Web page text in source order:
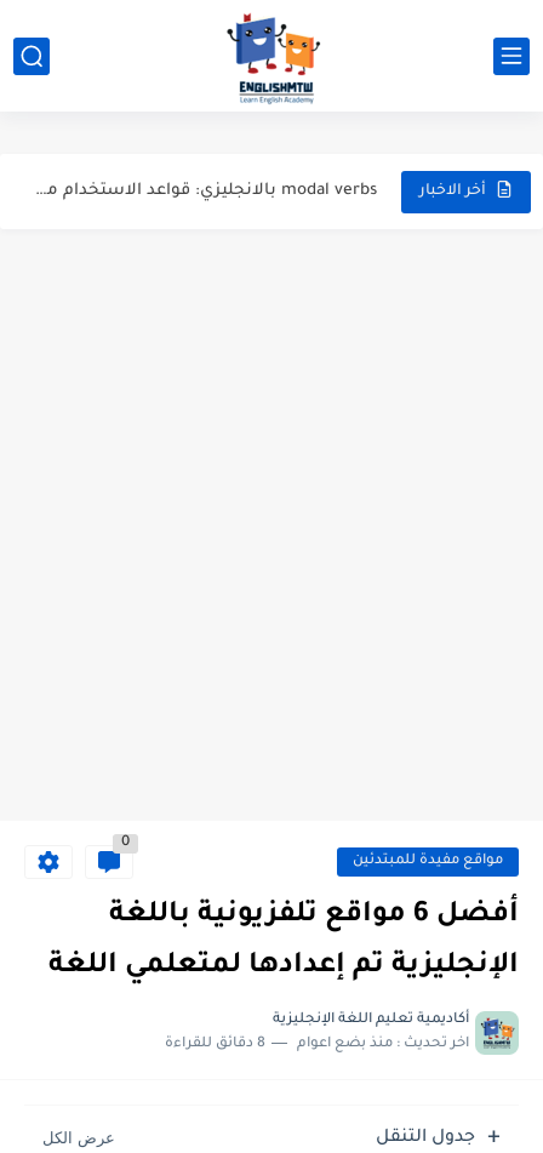
أخر الاخبار
أهم مفردات اللغة الانجليزية للمبتدئين في الحياة اليومية
شرح verb to be بالتفصيل مع أمثلة عملية للمبتدئين
مواقع مفيدة للمبتدئين
0
أفضل 6 مواقع تلفزيونية باللغة
الإنجليزية تم إعدادها لمتعلمي اللغة
أكاديمية تعليم اللغة الإنجليزية
اخر تحديث : منذ بضع اعوام 8 دقائق للقراءة
جدول التنقل